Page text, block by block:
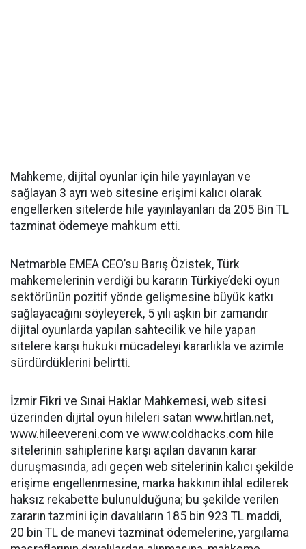
Mahkeme, dijital oyunlar için hile yayınlayan ve
sağlayan 3 ayrı web sitesine erişimi kalıcı olarak
engellerken sitelerde hile yayınlayanları da 205 Bin TL
tazminat ödemeye mahkum etti.
Netmarble EMEA CEO’su Barış Özistek, Türk
mahkemelerinin verdiği bu kararın Türkiye’deki oyun
sektörünün pozitif yönde gelişmesine büyük katkı
sağlayacağını söyleyerek, 5 yılı aşkın bir zamandır
dijital oyunlarda yapılan sahtecilik ve hile yapan
sitelere karşı hukuki mücadeleyi kararlıkla ve azimle
sürdürdüklerini belirtti.
İzmir Fikri ve Sınai Haklar Mahkemesi, web sitesi
üzerinden dijital oyun hileleri satan www.hitlan.net,
www.hileevereni.com ve www.coldhacks.com hile
sitelerinin sahiplerine karşı açılan davanın karar
duruşmasında, adı geçen web sitelerinin kalıcı şekilde
erişime engellenmesine, marka hakkının ihlal edilerek
haksız rekabette bulunulduğuna; bu şekilde verilen
zararın tazmini için davalıların 185 bin 923 TL maddi,
20 bin TL de manevi tazminat ödemelerine, yargılama